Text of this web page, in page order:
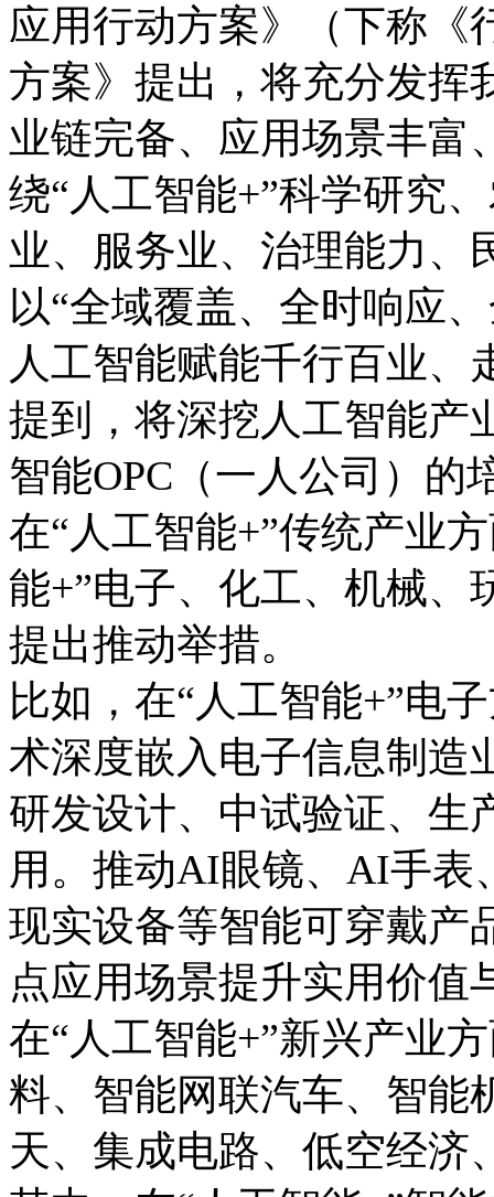
应用行动方案》（下称《
方案》提出，将充分发挥
业链完备、应用场景丰富
绕“人工智能+”科学研究
业、服务业、治理能力、
以“全域覆盖、全时响应
人工智能赋能千行百业、
提到，将深挖人工智能产
智能OPC（一人公司）的
在“人工智能+”传统产业
能+”电子、化工、机械、
提出推动举措。
比如，在“人工智能+”电
术深度嵌入电子信息制造
研发设计、中试验证、生
用。推动AI眼镜、AI手表
现实设备等智能可穿戴产
点应用场景提升实用价值
在“人工智能+”新兴产业
料、智能网联汽车、智能
天、集成电路、低空经济